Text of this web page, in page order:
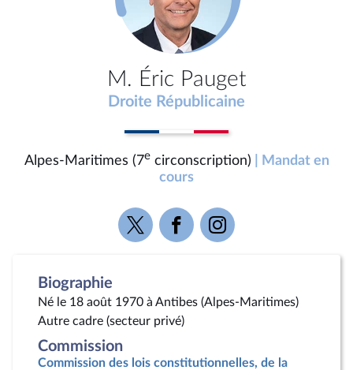
M. Éric Pauget
Droite Républicaine
Alpes-Maritimes (7ecirconscription)
| Mandat en
cours
Voir
la
Voir
la
Voir
la
Biographie
Né le 18 août 1970 à Antibes (Alpes-Maritimes)
Autre cadre (secteur privé)
Commission
Commission des lois constitutionnelles, de la